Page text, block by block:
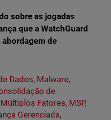
sobre as jogadas
que a WatchGuard
de
Dados, Malware,
de
Fatores, MSP,
Gerenciada,